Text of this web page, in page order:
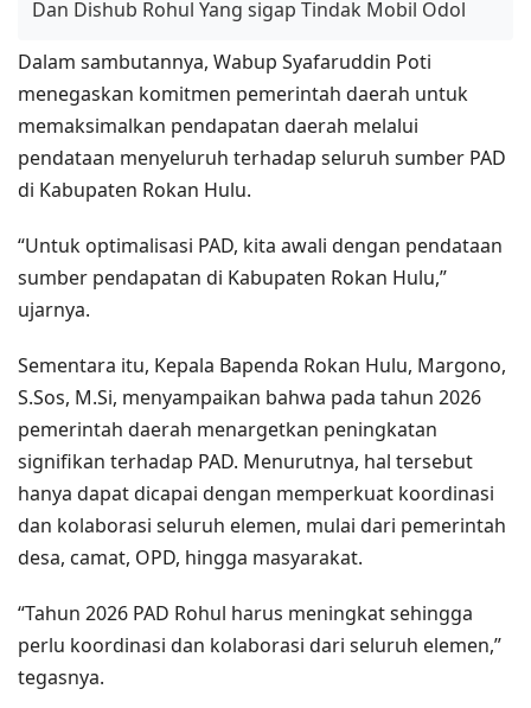
Dan Dishub Rohul Yang sigap Tindak Mobil Odol
Dalam sambutannya, Wabup Syafaruddin Poti
menegaskan komitmen pemerintah daerah untuk
memaksimalkan pendapatan daerah melalui
pendataan menyeluruh terhadap seluruh sumber PAD
di Kabupaten Rokan Hulu.
“Untuk optimalisasi PAD, kita awali dengan pendataan
sumber pendapatan di Kabupaten Rokan Hulu,”
ujarnya.
Sementara itu, Kepala Bapenda Rokan Hulu, Margono,
S.Sos, M.Si, menyampaikan bahwa pada tahun 2026
pemerintah daerah menargetkan peningkatan
signifikan terhadap PAD. Menurutnya, hal tersebut
hanya dapat dicapai dengan memperkuat koordinasi
dan kolaborasi seluruh elemen, mulai dari pemerintah
desa, camat, OPD, hingga masyarakat.
“Tahun 2026 PAD Rohul harus meningkat sehingga
perlu koordinasi dan kolaborasi dari seluruh elemen,”
tegasnya.